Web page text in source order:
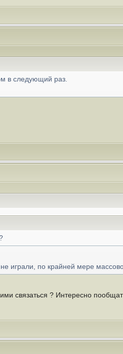
в следующий раз.
играли, по крайней мере
связаться ? Интересно